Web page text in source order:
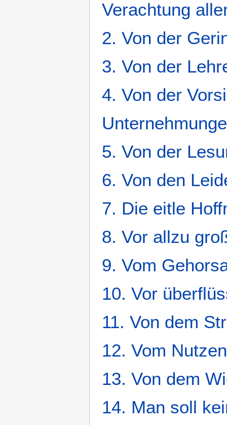
Verachtung
2. Von der
3. Von der
4. Von der
5. Von der
6. Von den
7. Die eitle
8. Vor allzu
9. Vom
10. Vor
11. Von dem
12. Vom
13. Von dem
14. Man soll